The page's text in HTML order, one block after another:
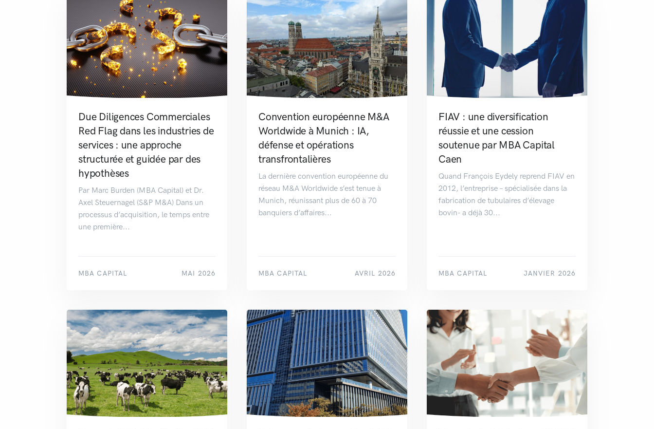
Due Diligences Commerciales
Red Flag dans les industries de
services : une approche
structurée et guidée par des
hypothèses
Par Marc Burden (MBA Capital) et Dr.
Axel Steuernagel (S&P M&A) Dans un
processus d’acquisition, le temps entre
une première...
MBA CAPITAL MAI 2026
Convention européenne M&A
Worldwide à Munich : IA,
défense et opérations
transfrontalières
La dernière convention européenne du
réseau M&A Worldwide s’est tenue à
Munich, réunissant plus de 60 à 70
banquiers d’affaires...
MBA CAPITAL AVRIL 2026
FIAV : une diversification
réussie et une cession
soutenue par MBA Capital
Caen
Quand François Eydely reprend FIAV en
2012, l’entreprise – spécialisée dans la
fabrication de tubulaires d’élevage
bovin- a déjà 30...
MBA CAPITAL JANVIER 2026